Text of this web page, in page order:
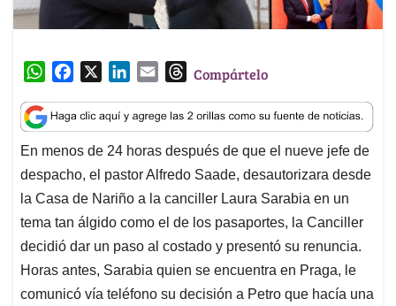
W
a
t
s
A
p
p
c
e
b
o
o
k
n
k
e
d
I
n
a
i
l
T
r
e
a
d
s
Compártelo
En menos de 24 horas después de que el nueve jefe de
despacho, el pastor Alfredo Saade, desautorizara desde
la Casa de Nariño a la canciller Laura Sarabia en un
tema tan álgido como el de los pasaportes, la Canciller
decidió dar un paso al costado y presentó su renuncia.
Horas antes, Sarabia quien se encuentra en Praga, le
comunicó vía teléfono su decisión a Petro que hacía una